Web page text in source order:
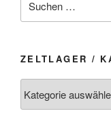
nach:
ZELTLAGER /